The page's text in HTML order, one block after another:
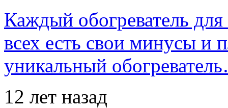
Каждый обогреватель
всех есть свои минусы и
уникальный
12 лет назад